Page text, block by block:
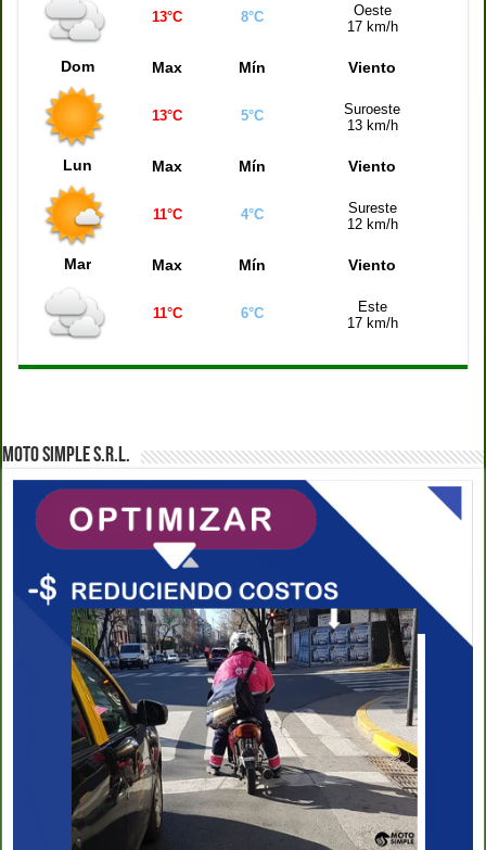
13°C 8°C
Oeste
17 km/h
Dom Max Mín Viento
13°C 5°C
Suroeste
13 km/h
Lun Max Mín Viento
11°C 4°C
Sureste
12 km/h
Mar Max Mín Viento
11°C 6°C
Este
17 km/h
MOTO SIMPLE S.R.L.